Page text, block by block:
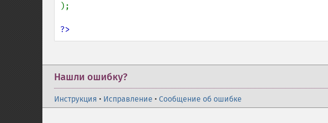
);
?>
Нашли ошибку?
Инструкция • Исправление • Сообщение об ошибке